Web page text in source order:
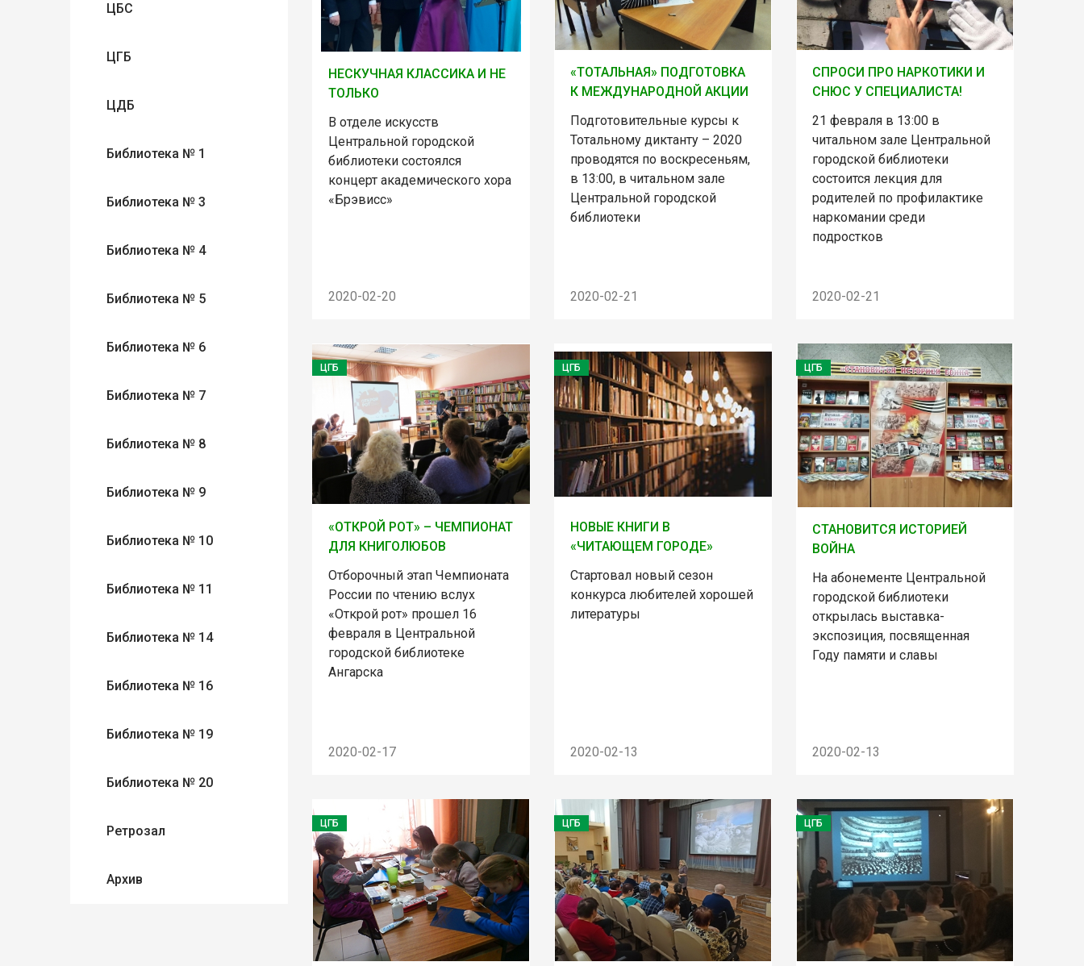
ЦБС
ЦГБ
ЦДБ
Библиотека № 1
Библиотека № 3
Библиотека № 4
Библиотека № 5
Библиотека № 6
Библиотека № 7
Библиотека № 8
Библиотека № 9
Библиотека № 10
Библиотека № 11
Библиотека № 14
Библиотека № 16
Библиотека № 19
Библиотека № 20
Ретрозал
Архив
НЕСКУЧНАЯ КЛАССИКА И НЕ
ТОЛЬКО
В отделе искусств
Центральной городской
библиотеки состоялся
концерт академического хора
«Брэвисс»
2020-02-20
«ТОТАЛЬНАЯ» ПОДГОТОВКА
К МЕЖДУНАРОДНОЙ АКЦИИ
Подготовительные курсы к
Тотальному диктанту – 2020
проводятся по воскресеньям,
в 13:00, в читальном зале
Центральной городской
библиотеки
2020-02-21
СПРОСИ ПРО НАРКОТИКИ И
СНЮС У СПЕЦИАЛИСТА!
21 февраля в 13:00 в
читальном зале Центральной
городской библиотеки
состоится лекция для
родителей по профилактике
наркомании среди
подростков
2020-02-21
ЦГБ
«ОТКРОЙ РОТ» – ЧЕМПИОНАТ
ДЛЯ КНИГОЛЮБОВ
Отборочный этап Чемпионата
России по чтению вслух
«Открой рот» прошел 16
февраля в Центральной
городской библиотеке
Ангарска
2020-02-17
ЦГБ
НОВЫЕ КНИГИ В
«ЧИТАЮЩЕМ ГОРОДЕ»
Стартовал новый сезон
конкурса любителей хорошей
литературы
2020-02-13
ЦГБ
СТАНОВИТСЯ ИСТОРИЕЙ
ВОЙНА
На абонементе Центральной
городской библиотеки
открылась выставка-
экспозиция, посвященная
Году памяти и славы
2020-02-13
ЦГБ ЦГБ ЦГБ